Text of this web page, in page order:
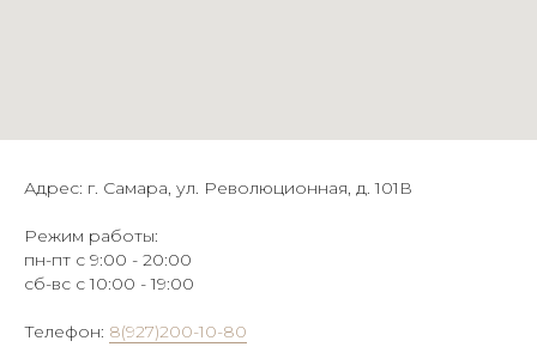
Адрес: г. Самара, ул. Революционная, д. 101В
Режим работы:
пн-пт с 9:00 - 20:00
сб-вс с 10:00 - 19:00
Телефон: 8(927)200-10-80